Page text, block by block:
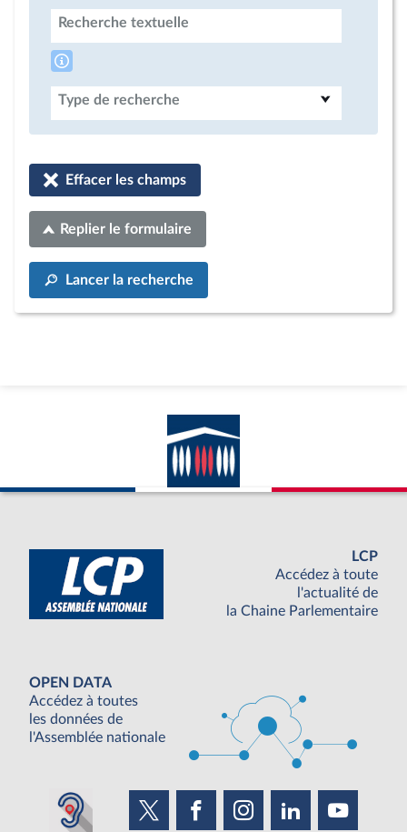
Recherche textuelle
Type de recherche
Effacer les champs
Replier le formulaire
Lancer la recherche
LCP
Accédez à toute
l'actualité de
la Chaine Parlementaire
OPEN DATA
Accédez à toutes
les données de
l'Assemblée nationale